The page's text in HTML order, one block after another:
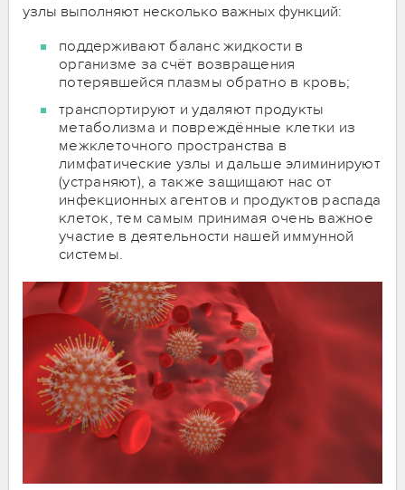
узлы выполняют несколько важных функций:
поддерживают баланс жидкости в
организме за счёт возвращения
потерявшейся плазмы обратно в кровь;
транспортируют и удаляют продукты
метаболизма и повреждённые клетки из
межклеточного пространства в
лимфатические узлы и дальше элиминируют
(устраняют), а также защищают нас от
инфекционных агентов и продуктов распада
клеток, тем самым принимая очень важное
участие в деятельности нашей иммунной
системы.